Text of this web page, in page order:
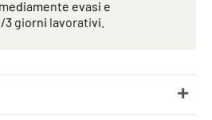
evasi e
giorni lavorativi.